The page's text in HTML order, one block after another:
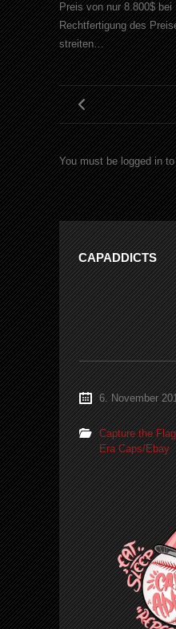
Preis von nur 8.800$
Rechtfertigung des
streiten…
You must be logged in
CAPADDICTS
6. November
Capture the Flag
Era Caps/Ebay